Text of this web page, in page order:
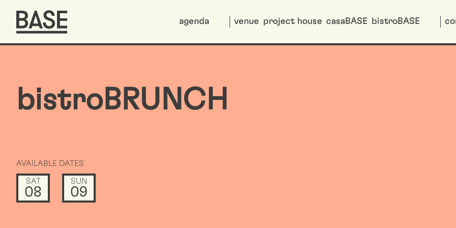
agenda venue project house casaBASE bistroBASE
bistroBRUNCH
AVAILABLE DATES
SAT
08
SUN
09